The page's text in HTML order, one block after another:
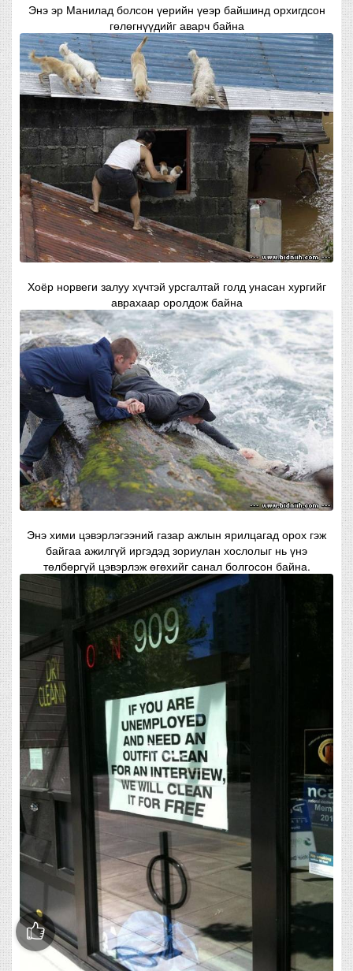
Энэ эр Манилад болсон үерийн үеэр байшинд орхигдсон
гөлөгнүүдийг аварч байна
Хоёр норвеги залуу хүчтэй урсгалтай голд унасан хургийг
аврахаар оролдож байна
Энэ хими цэвэрлэгээний газар ажлын ярилцагад орох гэж
байгаа ажилгүй иргэдэд зориулан хослолыг нь үнэ
төлбөргүй цэвэрлэж өгөхийг санал болгосон байна.